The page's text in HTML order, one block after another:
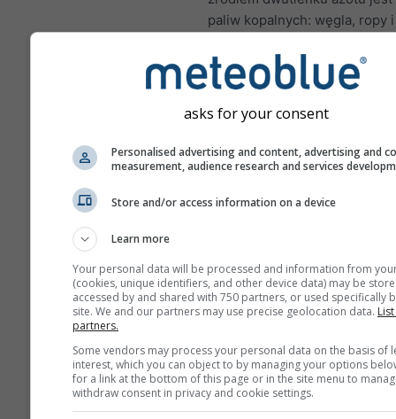
paliw kopalnych: węgla, ropy
spalin pojazdów silnikowych.
azotu jest ważnym
powietrza, ponieważ
tworzenia ozonu, który może
znaczący wpływ na zdrowie
NO₂ powoduje zapalenie
płuc i może zmniejszać
świszczący oddech,
przeziębienia, grypa i
oskrzeli
W Europie meteogram
powietrza ma czwarty panel,
pokazuje prognozę pylenia
asks for your consent
Personalised advertising and content, advertising and
measurement, audience research and services
Store and/or access information on a device
Learn more
Your personal data will be processed and information from
(cookies, unique identifiers, and other device data) may be
accessed by and shared with 750 partners, or used specifically
site. We and our partners may use precise geolocation data.
partners.
Some vendors may process your personal data on the basis of
interest, which you can object to by managing your options
for a link at the bottom of this page or in the site menu to
withdraw consent in privacy and cookie settings.